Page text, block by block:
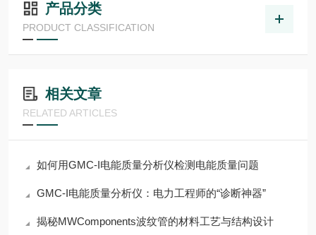
产品分类
PRODUCT CLASSIFICATION
相关文章
RELATED ARTICLES
如何用GMC-I电能质量分析仪检测电能质量问题
GMC-I电能质量分析仪：电力工程师的“诊断神器”
揭秘MWComponents波纹管的材料工艺与结构设计